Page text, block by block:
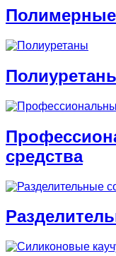
средства